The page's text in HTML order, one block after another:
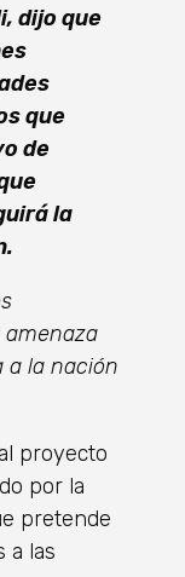
dijo que
que
de
la
a la nación
proyecto
por la
pretende
a las